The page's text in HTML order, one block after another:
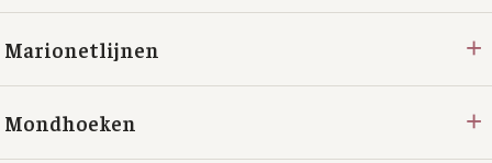
Marionetlijnen +
Mondhoeken +